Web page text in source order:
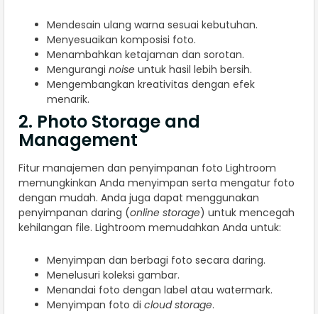
Mendesain ulang warna sesuai kebutuhan.
Menyesuaikan komposisi foto.
Menambahkan ketajaman dan sorotan.
Mengurangi noise untuk hasil lebih bersih.
Mengembangkan kreativitas dengan efek
menarik.
2. Photo Storage and
Management
Fitur manajemen dan penyimpanan foto Lightroom
memungkinkan Anda menyimpan serta mengatur foto
dengan mudah. Anda juga dapat menggunakan
penyimpanan daring (online storage) untuk mencegah
kehilangan file. Lightroom memudahkan Anda untuk:
Menyimpan dan berbagi foto secara daring.
Menelusuri koleksi gambar.
Menandai foto dengan label atau watermark.
Menyimpan foto di cloud storage.